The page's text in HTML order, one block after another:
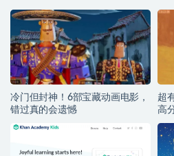
冷门但封神！6部宝藏动画电影，
错过真的会遗憾
超
高